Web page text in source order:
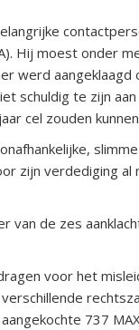
Hij moest onder
werd aangeklaagd
schuldig te zijn
cel zouden
zijn verdediging al
van de zes
voor het
737